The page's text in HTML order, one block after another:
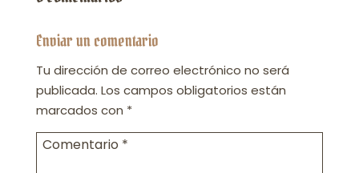
Enviar un comentario
Tu dirección de correo electrónico no será
publicada. Los campos obligatorios están
marcados con *